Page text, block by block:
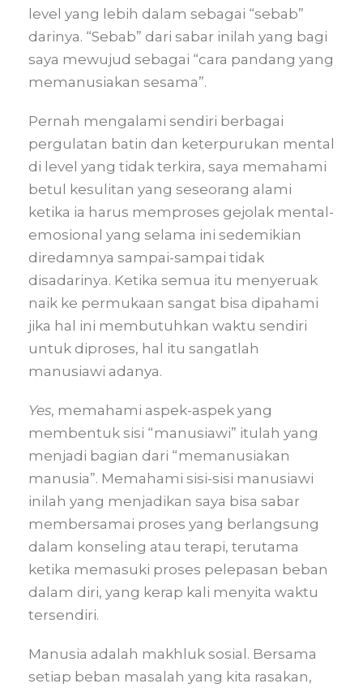
level yang lebih dalam sebagai “sebab”
darinya. “Sebab” dari sabar inilah yang bagi
saya mewujud sebagai “cara pandang yang
memanusiakan sesama”.
Pernah mengalami sendiri berbagai
pergulatan batin dan keterpurukan mental
di level yang tidak terkira, saya memahami
betul kesulitan yang seseorang alami
ketika ia harus memproses gejolak mental-
emosional yang selama ini sedemikian
diredamnya sampai-sampai tidak
disadarinya. Ketika semua itu menyeruak
naik ke permukaan sangat bisa dipahami
jika hal ini membutuhkan waktu sendiri
untuk diproses, hal itu sangatlah
manusiawi adanya.
Yes, memahami aspek-aspek yang
membentuk sisi “manusiawi” itulah yang
menjadi bagian dari “memanusiakan
manusia”. Memahami sisi-sisi manusiawi
inilah yang menjadikan saya bisa sabar
membersamai proses yang berlangsung
dalam konseling atau terapi, terutama
ketika memasuki proses pelepasan beban
dalam diri, yang kerap kali menyita waktu
tersendiri.
Manusia adalah makhluk sosial. Bersama
setiap beban masalah yang kita rasakan,